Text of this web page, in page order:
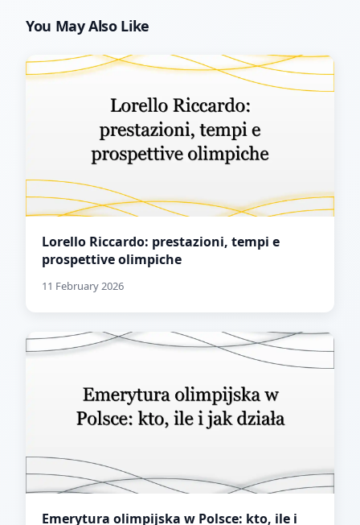
You May Also Like
Lorello Riccardo: prestazioni, tempi e
prospettive olimpiche
11 February 2026
Emerytura olimpijska w Polsce: kto, ile i